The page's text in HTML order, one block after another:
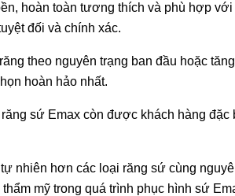
hoàn toàn tương thích và phù hợp
đối và chính xác.
theo nguyên trạng ban đầu hoặc
hoàn hảo nhất.
sứ Emax còn được khách hàng
nhiên hơn các loại răng sứ cùng
mỹ trong quá trình phục hình sứ